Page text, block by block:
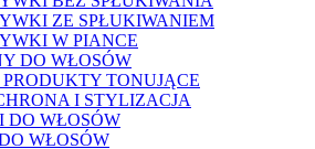
ZE SPŁUKIWANIEM
W PIANCE
DO WŁOSÓW
TONUJĄCE
I STYLIZACJA
DO WŁOSÓW
WŁOSÓW